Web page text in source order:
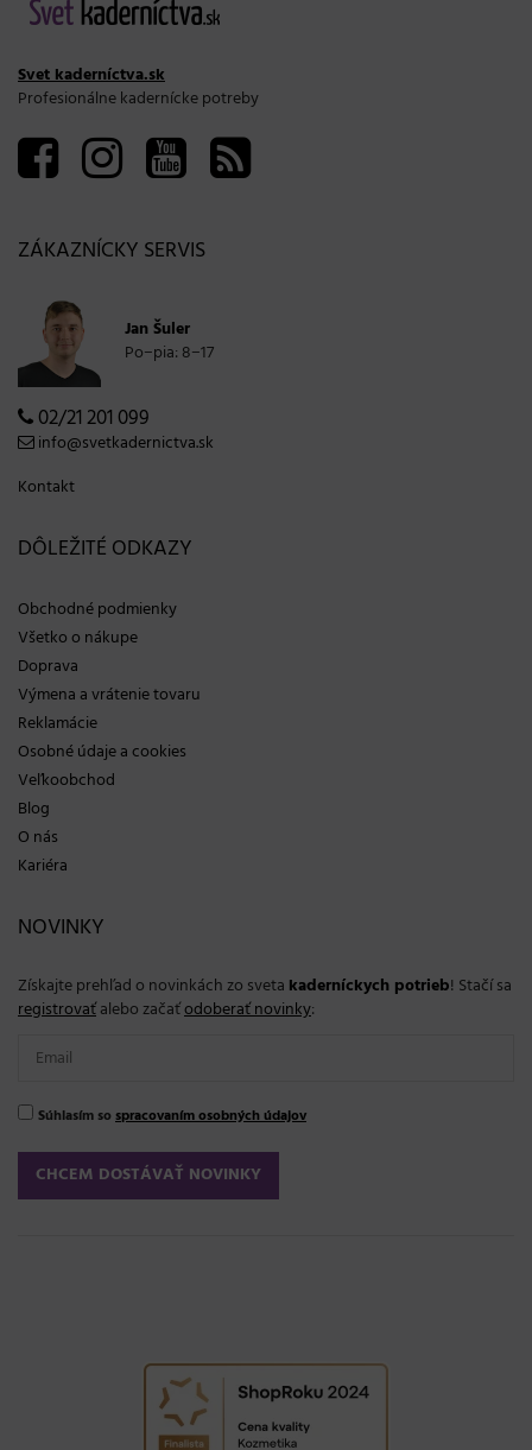
Svet kaderníctva.sk
Profesionálne kadernícke potreby
ZÁKAZNÍCKY SERVIS
Jan Šuler
Po−pia: 8−17
02/21 201 099
info@svetkadernictva.sk
Kontakt
DÔLEŽITÉ ODKAZY
Obchodné podmienky
Všetko o nákupe
Doprava
Výmena a vrátenie tovaru
Reklamácie
Osobné údaje a cookies
Veľkoobchod
Blog
O nás
Kariéra
NOVINKY
Získajte prehľad o novinkách zo sveta kaderníckych potrieb! Stačí sa
registrovaťalebo začaťodoberať novinky:
Súhlasím so spracovaním osobných údajov